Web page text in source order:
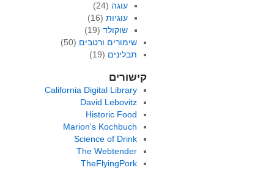
עוגה (24)
עוגיות (16)
שוקולד (19)
שימורים ורטבים (50)
תבלינים (19)
קישורים
California Digital Library
David Lebovitz
Historic Food
Marion's Kochbuch
Science of Drink
The Webtender
TheFlyingPork